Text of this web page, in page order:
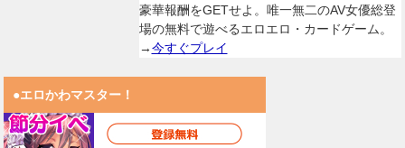
豪華報酬をGETせよ。唯一無二のAV女優総登
場の無料で遊べるエロエロ・カードゲーム。
→今すぐプレイ
●エロかわマスター！